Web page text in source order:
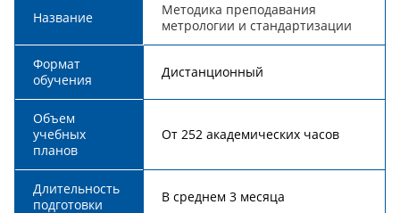
Название
Методика преподавания
метрологии и стандартизации
Формат
обучения
Дистанционный
Объем
учебных
планов
От 252 академических часов
Длительность
подготовки
В среднем 3 месяца